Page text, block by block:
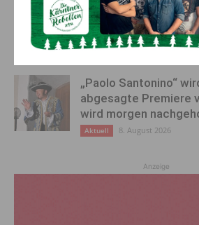
Ehrung für 50 Jahre
Kärntner Lorbeer in
Schwarz
„Paolo Santonino“
abgesagte Premiere
wird morgen
Aktuell 8. August 2026
Anzeige